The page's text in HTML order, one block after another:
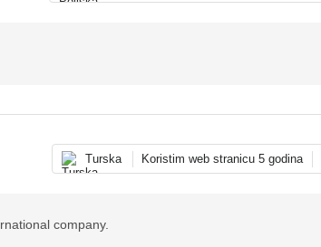
Turska Koristim web stranicu 5 godina
company.